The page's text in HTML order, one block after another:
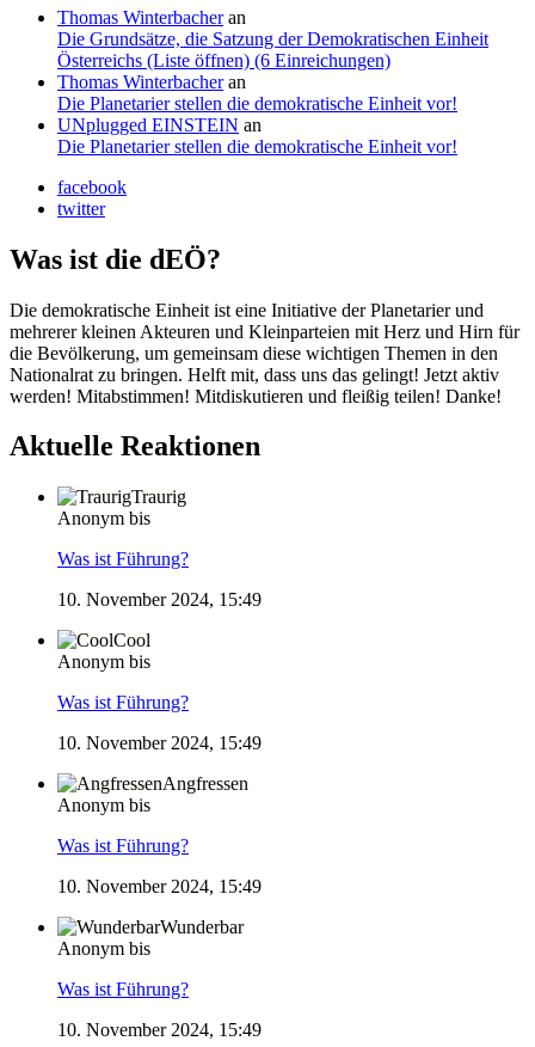
Thomas Winterbacheran
Die Grundsätze, die Satzung der Demokratischen Einheit
Österreichs (Liste öffnen) (6 Einreichungen)
Thomas Winterbacheran
Die Planetarier stellen die demokratische Einheit vor!
UNplugged EINSTEIN an
Die Planetarier stellen die demokratische Einheit vor!
facebook
twitter
Was ist die dEÖ?
Die demokratische Einheit ist eine Initiative der Planetarier und
mehrerer kleinen Akteuren und Kleinparteien mit Herz und Hirn für
die Bevölkerung, um gemeinsam diese wichtigen Themen in den
Nationalrat zu bringen. Helft mit, dass uns das gelingt! Jetzt aktiv
werden! Mitabstimmen! Mitdiskutieren und fleißig teilen! Danke!
Aktuelle Reaktionen
Traurig
Anonym bis
Was ist Führung?
10. November 2024, 15:49
Cool
Anonym bis
Was ist Führung?
10. November 2024, 15:49
Angfressen
Anonym bis
Was ist Führung?
10. November 2024, 15:49
Wunderbar
Anonym bis
Was ist Führung?
10. November 2024, 15:49